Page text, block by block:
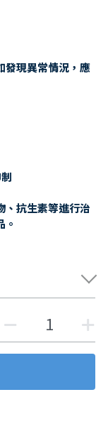
發現異常情況，應
、抗生素等進行治